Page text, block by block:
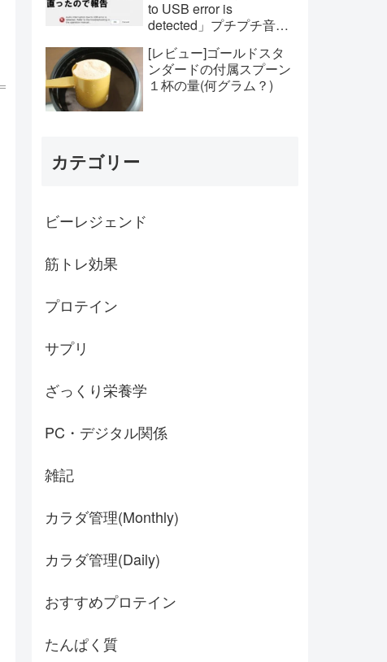
to USB error is
detected」プチプチ音飛
Driverじゃなかった
[レビュー]ゴールドスタ
ンダードの付属スプーン
１杯の量(何グラム？)
カテゴリー
ビーレジェンド
筋トレ効果
プロテイン
サプリ
ざっくり栄養学
PC・デジタル関係
雑記
カラダ管理(Monthly)
カラダ管理(Daily)
おすすめプロテイン
たんぱく質